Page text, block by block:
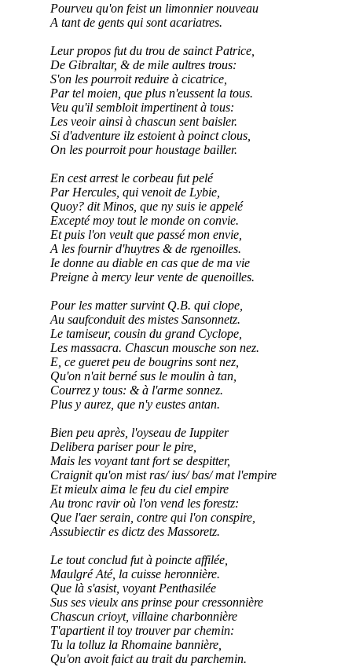
Pourveu qu'on feist un limonnier nouveau
A tant de gents qui sont acariatres.
Leur propos fut du trou de sainct Patrice,
De Gibraltar, & de mile aultres trous:
S'on les pourroit reduire à cicatrice,
Par tel moien, que plus n'eussent la tous.
Veu qu'il sembloit impertinent à tous:
Les veoir ainsi à chascun sent baisler.
Si d'adventure ilz estoient à poinct clous,
On les pourroit pour houstage bailler.
En cest arrest le corbeau fut pelé
Par Hercules, qui venoit de Lybie,
Quoy? dit Minos, que ny suis ie appelé
Excepté moy tout le monde on convie.
Et puis l'on veult que passé mon envie,
A les fournir d'huytres & de rgenoilles.
Ie donne au diable en cas que de ma vie
Preigne à mercy leur vente de quenoilles.
Pour les matter survint Q.B. qui clope,
Au saufconduit des mistes Sansonnetz.
Le tamiseur, cousin du grand Cyclope,
Les massacra. Chascun mousche son nez.
E, ce gueret peu de bougrins sont nez,
Qu'on n'ait berné sus le moulin à tan,
Courrez y tous: & à l'arme sonnez.
Plus y aurez, que n'y eustes antan.
Bien peu après, l'oyseau de Iuppiter
Delibera pariser pour le pire,
Mais les voyant tant fort se despitter,
Craignit qu'on mist ras/ ius/ bas/ mat l'empire
Et mieulx aima le feu du ciel empire
Au tronc ravir où l'on vend les forestz:
Que l'aer serain, contre qui l'on conspire,
Assubiectir es dictz des Massoretz.
Le tout conclud fut à poincte affilée,
Maulgré Até, la cuisse heronnière.
Que là s'asist, voyant Penthasilée
Sus ses vieulx ans prinse pour cressonnière
Chascun crioyt, villaine charbonnière
T'apartient il toy trouver par chemin:
Tu la tolluz la Rhomaine bannière,
Qu'on avoit faict au trait du parchemin.